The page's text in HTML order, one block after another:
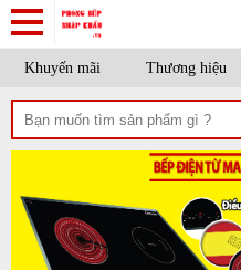
Khuyến mãi Thương hiệu